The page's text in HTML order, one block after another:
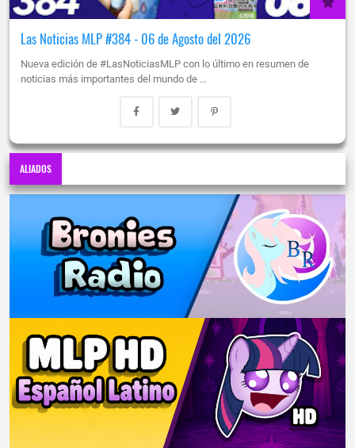
Las Noticias MLP #384 - 06 de Agosto del 2026
Nueva edición de #LasNoticiasMLP con lo último en resumen de
noticias más importantes del mundo de …
ALIADOS